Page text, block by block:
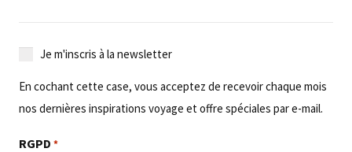
Je
à
la
newsletter
Je m'inscris à la newsletter
En cochant cette case, vous acceptez de recevoir chaque mois
nos dernières inspirations voyage et offre spéciales par e-mail.
RGPD *